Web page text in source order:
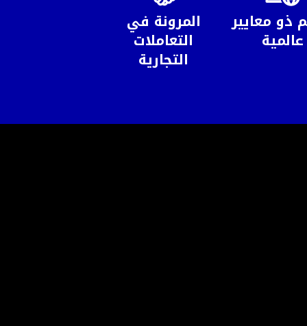
ذو معايير
عالمية
المرونة في
التعاملات
التجارية